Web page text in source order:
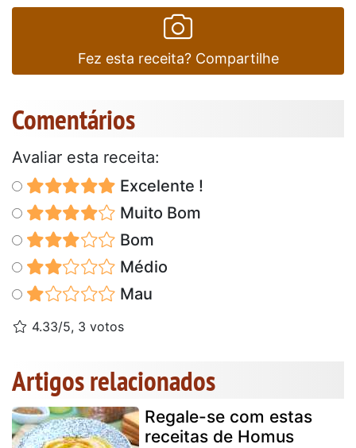
Fez esta receita? Compartilhe
Comentários
Avaliar esta receita:
Excelente !
Muito Bom
Bom
Médio
Mau
4.33/5, 3 votos
Artigos relacionados
Regale-se com estas
receitas de Homus